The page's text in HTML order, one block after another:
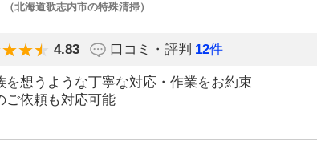
（北海道歌志内市の特殊清掃）
4.83 口コミ・評判 12件
を想うような丁寧な対応・作業をお約束
ご依頼も対応可能